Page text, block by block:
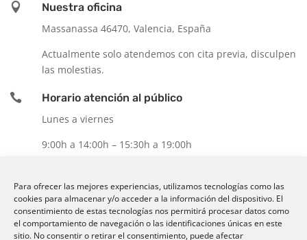
Para ofrecer las mejores experiencias, utilizamos tecnologías como las
cookies para almacenar y/o acceder a la información del dispositivo. El
consentimiento de estas tecnologías nos permitirá procesar datos como
el comportamiento de navegación o las identificaciones únicas en este
sitio. No consentir o retirar el consentimiento, puede afectar

Nuestra oficina
Massanassa 46470, Valencia, España
Actualmente solo atendemos con cita previa, disculpen
las molestias.

Horario atención al público
Lunes a viernes
9:00h a 14:00h – 15:30h a 19:00h
Email:ㅤventas@comercialsyg.com
Movil:+00 34 665 86 93 16